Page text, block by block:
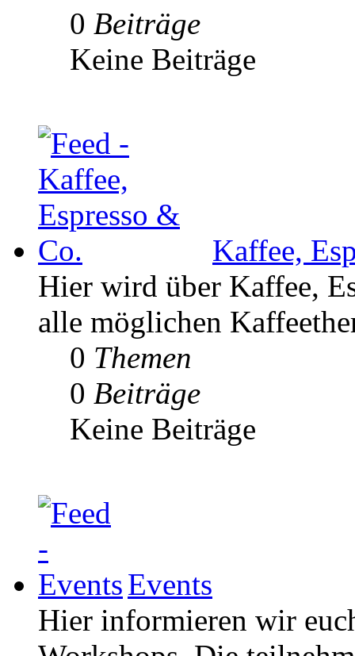
0 Beiträge
Keine Beiträge
Kaffee,
Hier wird über Kaffee,
alle möglichen
0 Themen
0 Beiträge
Keine Beiträge
Events
Hier informieren wir